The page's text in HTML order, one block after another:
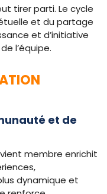
tirer parti. Le cycle
et du partage
et d’initiative
l’équipe.
et de
membre enrichit
dynamique et